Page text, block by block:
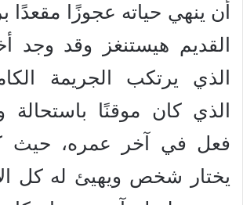
أن ينهي حياته عجوزًا مقعدًا
القديم هيستنغز وقد وجد
الذي يرتكب الجريمة
الذي كان موقنًا باستحالة
فعل في آخر عمره، حيث
يختار شخص ويهيئ له كل